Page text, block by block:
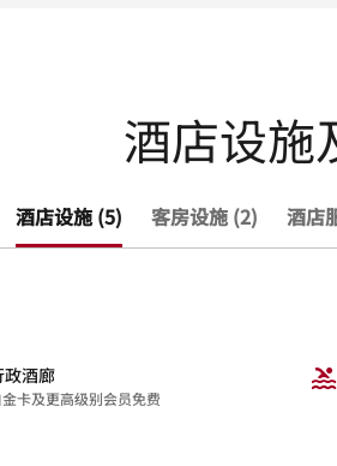
酒店设施
酒店设施 (5) 客房设施 (2) 酒店
政酒廊
金卡及更高级别会员免费